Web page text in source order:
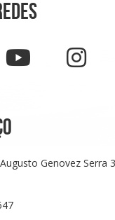
Genovez Serra